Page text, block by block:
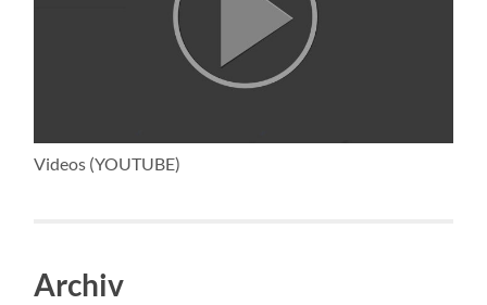
Videos (YOUTUBE)
Archiv